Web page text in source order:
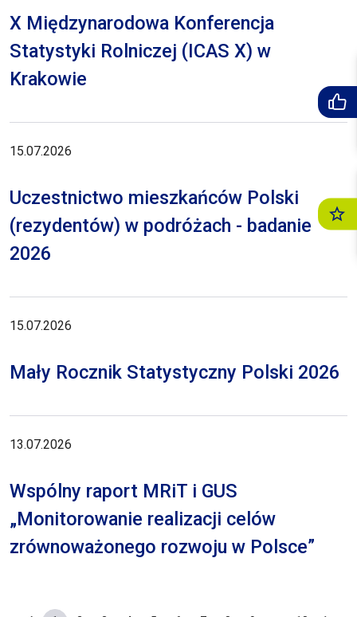
X Międzynarodowa Konferencja
Statystyki Rolniczej (ICAS X) w
Krakowie
15.07.2026
Uczestnictwo mieszkańców Polski
(rezydentów) w podróżach - badanie
2026
15.07.2026
Mały Rocznik Statystyczny Polski 2026
13.07.2026
Wspólny raport MRiT i GUS
„Monitorowanie realizacji celów
zrównoważonego rozwoju w Polsce”